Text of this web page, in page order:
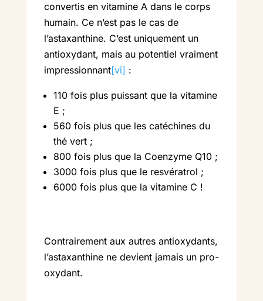
convertis en vitamine A dans le corps
humain. Ce n’est pas le cas de
l’astaxanthine. C’est uniquement un
antioxydant, mais au potentiel vraiment
impressionnant[vi] :
110 fois plus puissant que la vitamine
E ;
560 fois plus que les catéchines du
thé vert ;
800 fois plus que la Coenzyme Q10 ;
3000 fois plus que le resvératrol ;
6000 fois plus que la vitamine C !
Contrairement aux autres antioxydants,
l’astaxanthine ne devient jamais un pro-
oxydant.